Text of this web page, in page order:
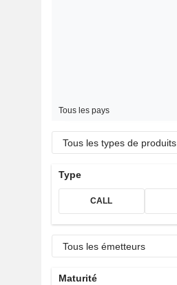
Tous les pays
Tous les types de produits
Type
CALL
Tous les émetteurs
Maturité